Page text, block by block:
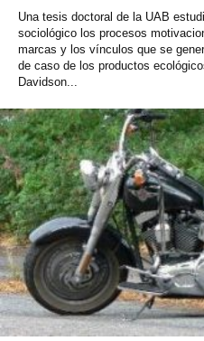
Una tesis doctoral de la UAB
sociológico los procesos
marcas y los vínculos que se
de caso de los productos
Davidson...